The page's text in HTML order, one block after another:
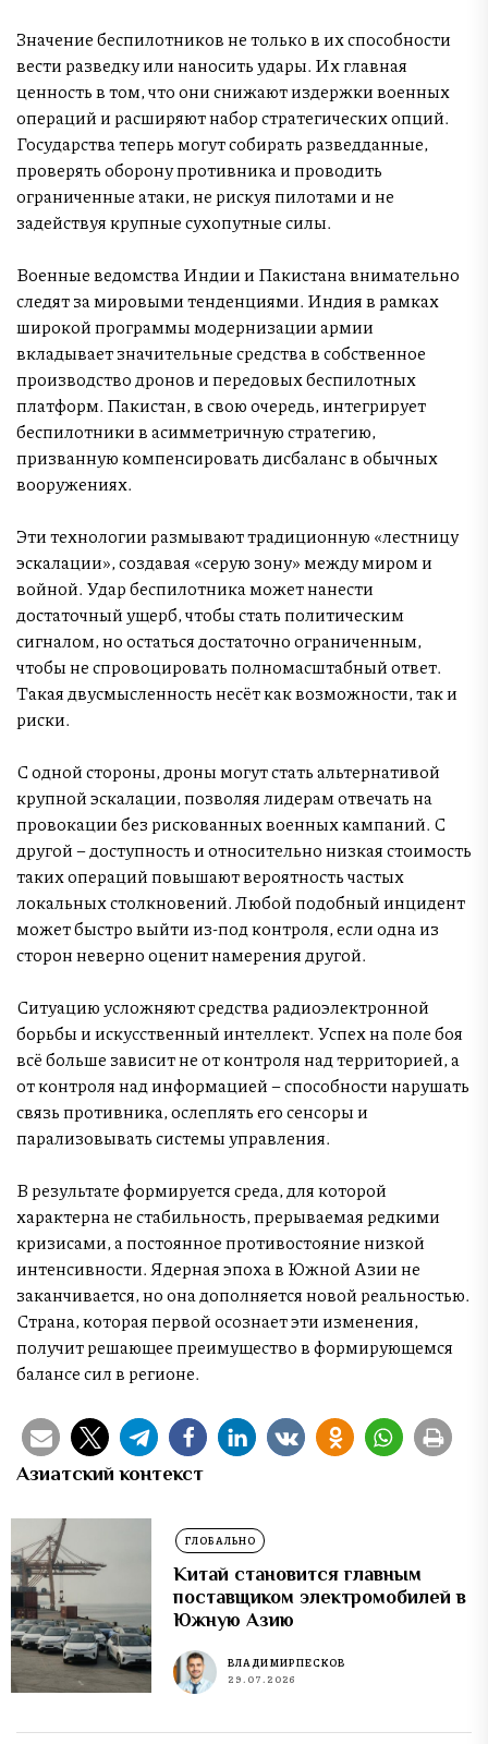
Значение беспилотников не только в их способности
вести разведку или наносить удары. Их главная
ценность в том, что они снижают издержки военных
операций и расширяют набор стратегических опций.
Государства теперь могут собирать разведданные,
проверять оборону противника и проводить
ограниченные атаки, не рискуя пилотами и не
задействуя крупные сухопутные силы.
Военные ведомства Индии и Пакистана внимательно
следят за мировыми тенденциями. Индия в рамках
широкой программы модернизации армии
вкладывает значительные средства в собственное
производство дронов и передовых беспилотных
платформ. Пакистан, в свою очередь, интегрирует
беспилотники в асимметричную стратегию,
призванную компенсировать дисбаланс в обычных
вооружениях.
Эти технологии размывают традиционную «лестницу
эскалации», создавая «серую зону» между миром и
войной. Удар беспилотника может нанести
достаточный ущерб, чтобы стать политическим
сигналом, но остаться достаточно ограниченным,
чтобы не спровоцировать полномасштабный ответ.
Такая двусмысленность несёт как возможности, так и
риски.
С одной стороны, дроны могут стать альтернативой
крупной эскалации, позволяя лидерам отвечать на
провокации без рискованных военных кампаний. С
другой – доступность и относительно низкая стоимость
таких операций повышают вероятность частых
локальных столкновений. Любой подобный инцидент
может быстро выйти из-под контроля, если одна из
сторон неверно оценит намерения другой.
Ситуацию усложняют средства радиоэлектронной
борьбы и искусственный интеллект. Успех на поле боя
всё больше зависит не от контроля над территорией, а
от контроля над информацией – способности нарушать
связь противника, ослеплять его сенсоры и
парализовывать системы управления.
В результате формируется среда, для которой
характерна не стабильность, прерываемая редкими
кризисами, а постоянное противостояние низкой
интенсивности. Ядерная эпоха в Южной Азии не
заканчивается, но она дополняется новой реальностью.
Страна, которая первой осознает эти изменения,
получит решающее преимущество в формирующемся
балансе сил в регионе.
Азиатский контекст
ГЛОБАЛЬНО
Китай становится главным
поставщиком электромобилей в
Южную Азию
ВЛАДИМИР ПЕСКОВ
29.07.2026